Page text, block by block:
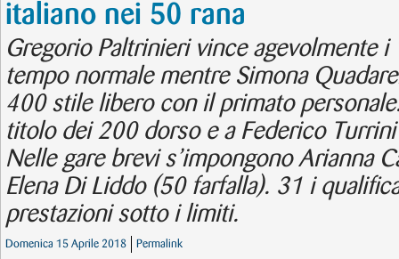
italiano nei 50 rana
Gregorio Paltrinieri vince agevolmente
tempo normale mentre Simona
400 stile libero con il primato
titolo dei 200 dorso e a Federico
Nelle gare brevi s’impongono Arianna
Elena Di Liddo (50 farfalla). 31 i
prestazioni sotto i limiti.
Domenica 15 Aprile 2018 Permalink